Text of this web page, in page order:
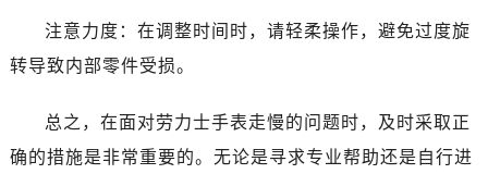
注意力度：在调整时间时，请轻柔操作，避免过度旋
转导致内部零件受损。
总之，在面对劳力士手表走慢的问题时，及时采取正
确的措施是非常重要的。无论是寻求专业帮助还是自行进